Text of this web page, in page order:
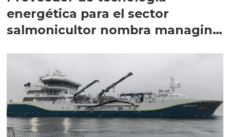
energética para el sector
salmonicultor nombra managing